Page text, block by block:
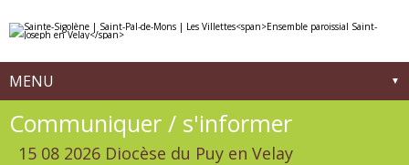
contenu.
la
MENU
Navigation
Communiquer / s'informer
15 08 2026 Diocèse du Puy en Velay